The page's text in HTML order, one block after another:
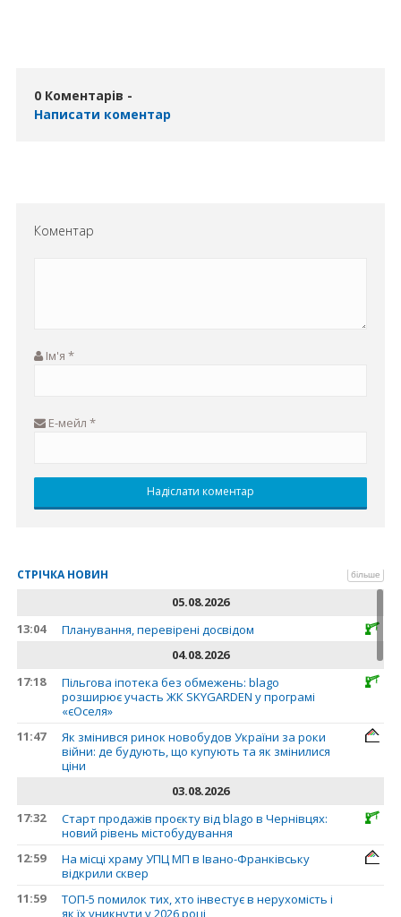
0 Коментарів -
Написати коментар
Коментар
Ім'я *
Е-мейл *
СТРІЧКА НОВИН більше
05.08.2026
13:04
Планування, перевірені досвідом
04.08.2026
17:18
Пільгова іпотека без обмежень: blago
розширює участь ЖК SKYGARDEN у програмі
«єОселя»
11:47
Як змінився ринок новобудов України за роки
війни: де будують, що купують та як змінилися
ціни
03.08.2026
17:32
Старт продажів проєкту від blago в Чернівцях:
новий рівень містобудування
12:59
На місці храму УПЦ МП в Івано-Франківську
відкрили сквер
11:59
ТОП-5 помилок тих, хто інвестує в нерухомість і
як їх уникнути у 2026 році